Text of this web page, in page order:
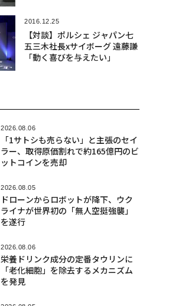
2016.12.25
【対談】ポルシェ ジャパン七
五三木社長xサイボーグ 遠藤謙
「動く喜びを与えたい」
2026.08.06
「1サトシも売らない」と主張のセイ
ラー、取得原価割れで約165億円のビ
ットコインを売却
2026.08.05
ドローンからロボットが降下、ウク
ライナが世界初の「無人空挺強襲」
を遂行
2026.08.06
栄養ドリンク成分の定番タウリンに
「老化細胞」を除去するメカニズム
を発見